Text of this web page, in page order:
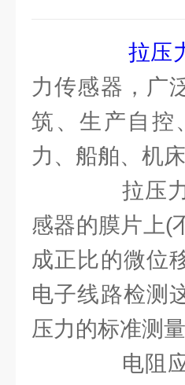
拉压
力传感器，广
筑、生产自控
力、船舶、机
拉压力
感器的膜片上(
成正比的微位
电子线路检测
压力的标准测量
电阻应